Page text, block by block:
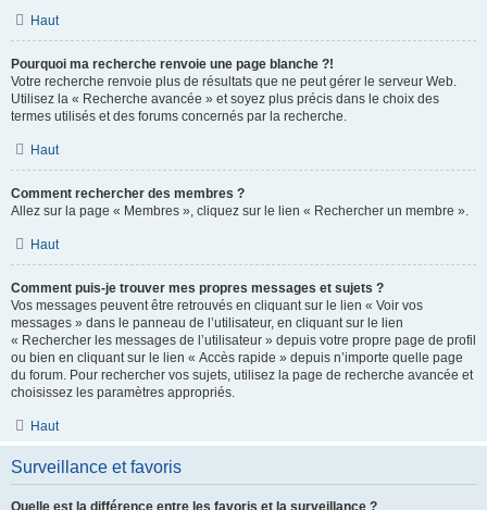
Haut
Pourquoi ma recherche renvoie une page blanche ?!
Votre recherche renvoie plus de résultats que ne peut gérer le serveur Web.
Utilisez la « Recherche avancée » et soyez plus précis dans le choix des
termes utilisés et des forums concernés par la recherche.
Haut
Comment rechercher des membres ?
Allez sur la page « Membres », cliquez sur le lien « Rechercher un membre ».
Haut
Comment puis-je trouver mes propres messages et sujets ?
Vos messages peuvent être retrouvés en cliquant sur le lien « Voir vos
messages » dans le panneau de l’utilisateur, en cliquant sur le lien
« Rechercher les messages de l’utilisateur » depuis votre propre page de profil
ou bien en cliquant sur le lien « Accès rapide » depuis n’importe quelle page
du forum. Pour rechercher vos sujets, utilisez la page de recherche avancée et
choisissez les paramètres appropriés.
Haut
Surveillance et favoris
Quelle est la différence entre les favoris et la surveillance ?